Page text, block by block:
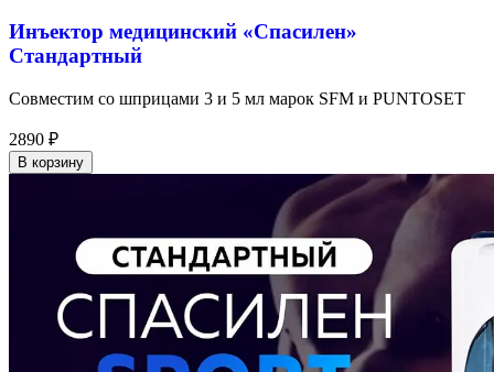
Инъектор медицинский «Спасилен»
Стандартный
Совместим со шприцами 3 и 5 мл марок SFM и PUNTOSET
2890 ₽
В корзину